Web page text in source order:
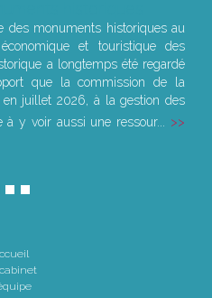
des monuments historiques au
et touristique des
a longtemps été regardé
que la commission de la
juillet 2026, à la gestion des
à y voir aussi une ressour...